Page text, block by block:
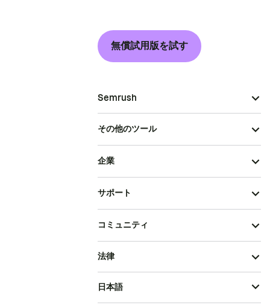
無償試用版を試す
Semrush
その他のツール
企業
サポート
コミュニティ
法律
日本語